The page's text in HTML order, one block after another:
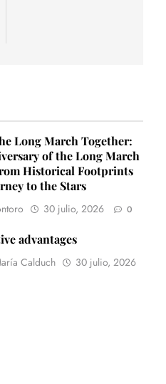
Long March Together:
of the Long March
Historical Footprints
to the Stars
30 julio, 2026 0
advantages
Calduch 30 julio, 2026